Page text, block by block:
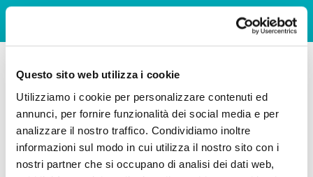
Questo sito web utilizza i cookie
Utilizziamo i cookie per personalizzare contenuti ed
annunci, per fornire funzionalità dei social media e per
analizzare il nostro traffico. Condividiamo inoltre
informazioni sul modo in cui utilizza il nostro sito con i
nostri partner che si occupano di analisi dei dati web,